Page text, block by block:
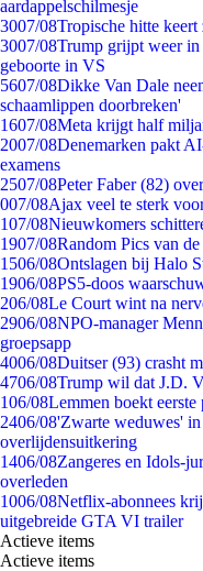
aardappelschilmesje
3007/08Tropische hitte
3007/08Trump grijpt weer in
geboorte in VS
5607/08Dikke Van Dale
schaamlippen doorbreken'
1607/08Meta krijgt half
2007/08Denemarken pakt
examens
2507/08Peter Faber (82)
007/08Ajax veel te sterk
107/08Nieuwkomers
1907/08Random Pics van
1506/08Ontslagen bij Halo
1906/08PS5-doos
206/08Le Court wint na
2906/08NPO-manager
groepsapp
4006/08Duitser (93) crasht
4706/08Trump wil dat J.D.
106/08Lemmen boekt
2406/08'Zwarte weduwes'
overlijdensuitkering
1406/08Zangeres en Idols-
overleden
1006/08Netflix-abonnees
uitgebreide GTA VI trailer
Actieve items
Actieve items